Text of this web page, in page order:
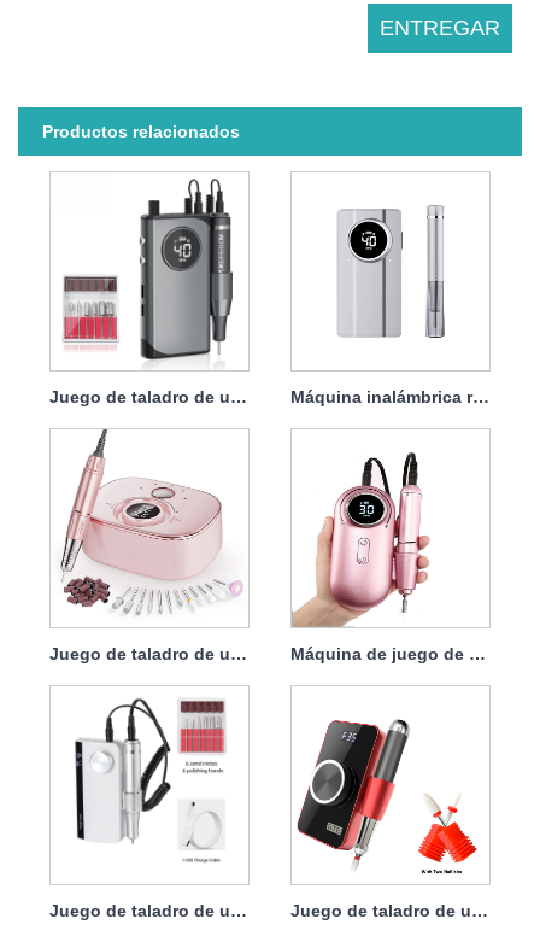
Productos relacionados
Juego de taladro de uñas inalámbrico recargable Professional 45w 40000rpm Máquina inalámbrica recargable 45w potente del taladro del clavo 40000rpm